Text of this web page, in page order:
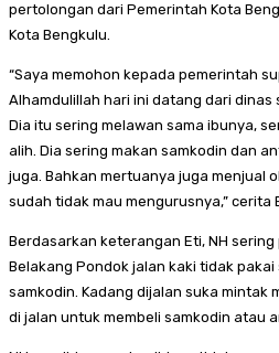
pertolongan dari Pemerintah Kota
Kota Bengkulu.
“Saya memohon kepada pemerintah
Alhamdulillah hari ini datang dari dinas
Dia itu sering melawan sama ibunya,
alih. Dia sering makan samkodin dan
juga. Bahkan mertuanya juga menjual
sudah tidak mau mengurusnya,” cerita
Berdasarkan keterangan Eti, NH
Belakang Pondok jalan kaki tidak
samkodin. Kadang dijalan suka mintak
di jalan untuk membeli samkodin atau